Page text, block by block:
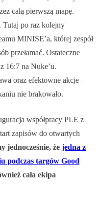
całą pierwszą mapę.
Tutaj po raz kolejny
MINISE’a, której zespół
przełamać. Ostateczne
16:7 na Nuke’u.
oraz efektowne akcje –
nie brakowało.
współpracy PLE z
zapisów do otwartych
jednocześnie, że jedna z
podczas targów Good
cała ekipa